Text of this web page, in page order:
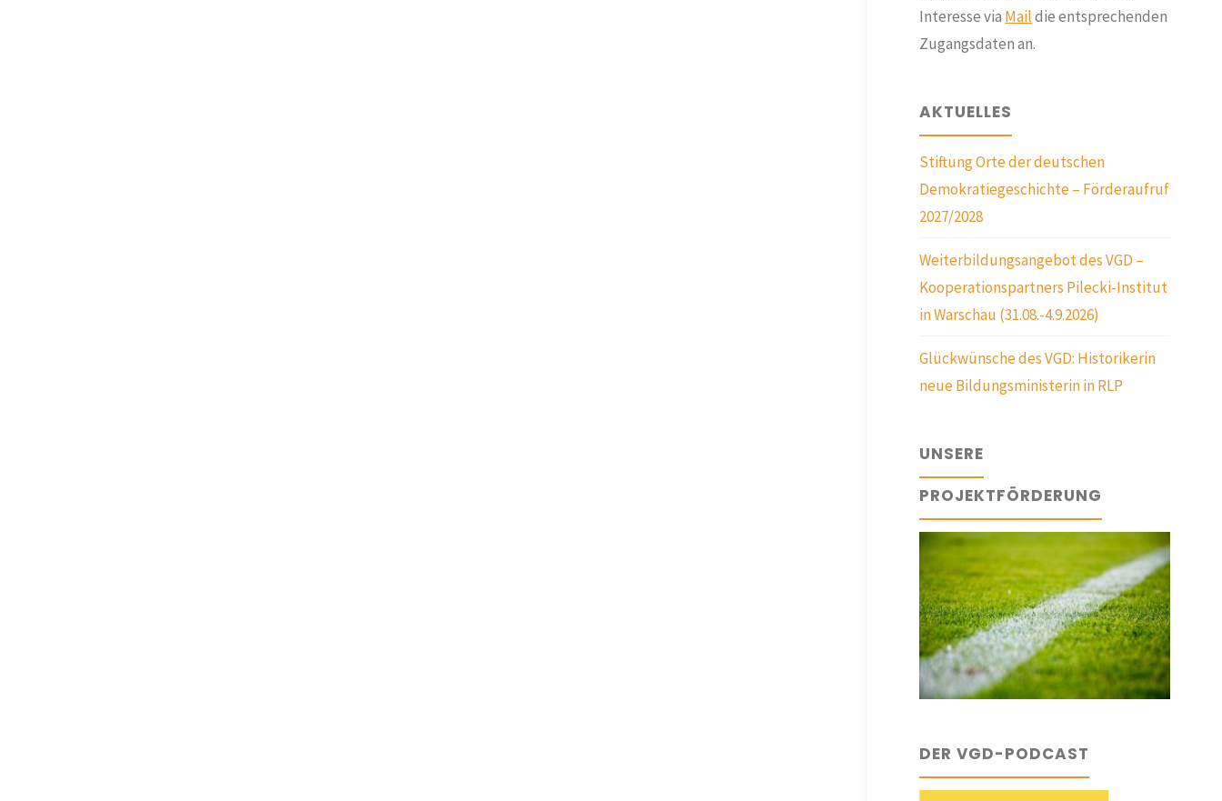
Interesse via Maildie entsprechenden
Zugangsdaten an.
AKTUELLES
Stiftung Orte der deutschen
Demokratiegeschichte – Förderaufruf
2027/2028
Weiterbildungsangebot des VGD –
Kooperationspartners Pilecki-Institut
in Warschau (31.08.-4.9.2026)
Glückwünsche des VGD: Historikerin
neue Bildungsministerin in RLP
UNSERE
PROJEKTFÖRDERUNG
DER VGD-PODCAST